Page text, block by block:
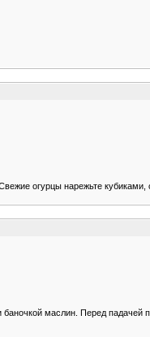
огурцы нарежьте
маслин. Перед падачей